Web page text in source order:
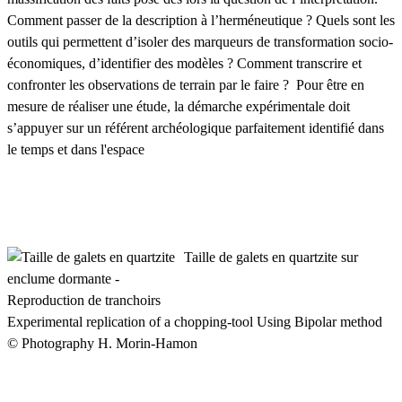
Comment passer de la description à l’herméneutique ? Quels sont les
outils qui permettent d’isoler des marqueurs de transformation socio-
économiques, d’identifier des modèles ? Comment transcrire et
confronter les observations de terrain par le faire ? Pour être en
mesure de réaliser une étude, la démarche expérimentale doit
s’appuyer sur un référent archéologique parfaitement identifié dans
le temps et dans l'espace
Taille de galets en quartzite sur
enclume dormante -
Reproduction de tranchoirs
Experimental replication of a chopping-tool Using Bipolar method
© Photography H. Morin-Hamon